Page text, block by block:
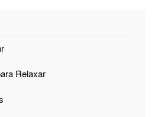
Relaxar